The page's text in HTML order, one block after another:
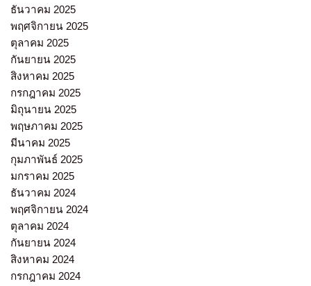
ธันวาคม 2025
พฤศจิกายน 2025
ตุลาคม 2025
กันยายน 2025
สิงหาคม 2025
กรกฎาคม 2025
มิถุนายน 2025
พฤษภาคม 2025
มีนาคม 2025
กุมภาพันธ์ 2025
มกราคม 2025
ธันวาคม 2024
พฤศจิกายน 2024
ตุลาคม 2024
กันยายน 2024
สิงหาคม 2024
กรกฎาคม 2024